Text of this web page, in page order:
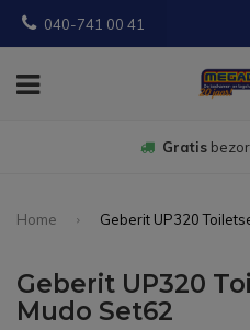
040-741 00 41
Gratis
Home
Geberit UP320
Geberit UP320
Mudo Set62